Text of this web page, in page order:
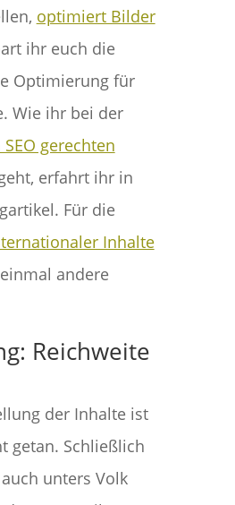
optimiert Bilder
ihr euch die
Optimierung für
Wie ihr bei der
gerechten
erfahrt ihr in
Für die
Inhalte
andere
Reichweite
der Inhalte ist
getan. Schließlich
unters Volk